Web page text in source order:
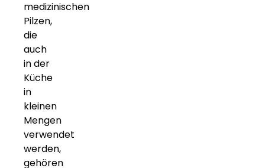
medizinischen
Pilzen,
die
auch
in der
Küche
in
kleinen
Mengen
verwendet
werden,
gehören